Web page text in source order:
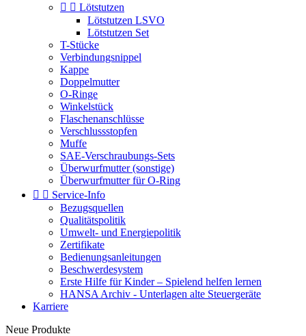
  Lötstutzen
Lötstutzen LSVO
Lötstutzen Set
T-Stücke
Verbindungsnippel
Kappe
Doppelmutter
O-Ringe
Winkelstück
Flaschenanschlüsse
Verschlussstopfen
Muffe
SAE-Verschraubungs-Sets
Überwurfmutter (sonstige)
Überwurfmutter für O-Ring
  Service-Info
Bezugsquellen
Qualitätspolitik
Umwelt- und Energiepolitik
Zertifikate
Bedienungsanleitungen
Beschwerdesystem
Erste Hilfe für Kinder – Spielend helfen lernen
HANSA Archiv - Unterlagen alte Steuergeräte
Karriere
Neue Produkte